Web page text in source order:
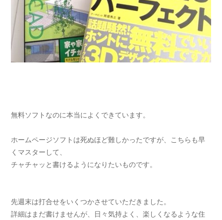
無料ソフトなのに本当によくできています。
ホームページソフトは死ぬほど難しかったですが、こちらも早
くマスターして、
チャチャッと書けるようになりたいものです。
先週末は打合せをいくつかさせていただきました。
詳細はまだ書けませんが、日々気持よく、楽しくなるような住